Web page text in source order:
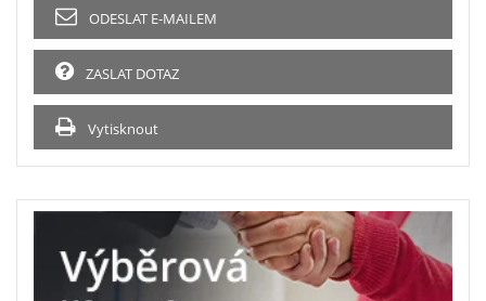
ODESLAT E-MAILEM
ZASLAT DOTAZ
Vytisknout